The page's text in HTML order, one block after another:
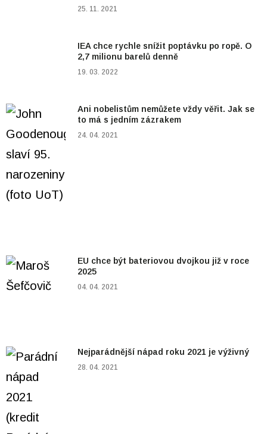
25. 11. 2021
IEA chce rychle snížit poptávku po ropě. O
2,7 milionu barelů denně
19. 03. 2022
Ani nobelistům nemůžete vždy věřit. Jak se
to má s jedním zázrakem
24. 04. 2021
EU chce být bateriovou dvojkou již v roce
2025
04. 04. 2021
Nejparádnější nápad roku 2021 je výživný
28. 04. 2021